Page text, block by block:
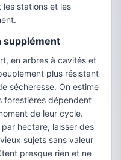
les stations et les
supplément
en arbres à cavités et
plus résistant
sécheresse. On estime
forestières dépendent
de leur cycle.
hectare, laisser des
sujets sans valeur
presque rien et ne